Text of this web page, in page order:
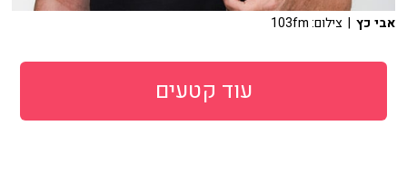
אבי כץ | צילום: 103fm
עוד קטעים